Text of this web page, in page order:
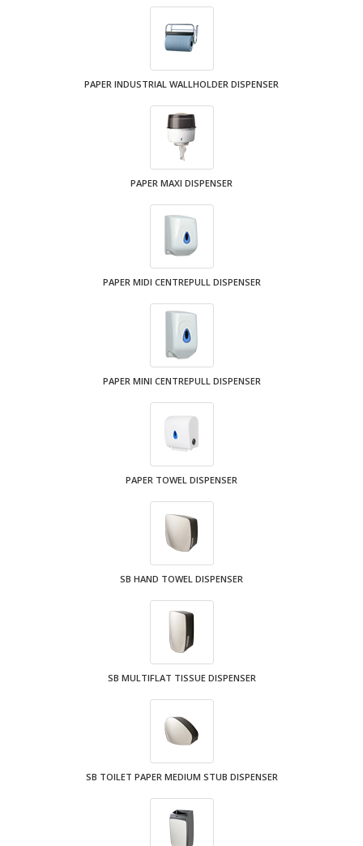
PAPER INDUSTRIAL WALLHOLDER DISPENSER
PAPER MAXI DISPENSER
PAPER MIDI CENTREPULL DISPENSER
PAPER MINI CENTREPULL DISPENSER
PAPER TOWEL DISPENSER
SB HAND TOWEL DISPENSER
SB MULTIFLAT TISSUE DISPENSER
SB TOILET PAPER MEDIUM STUB DISPENSER